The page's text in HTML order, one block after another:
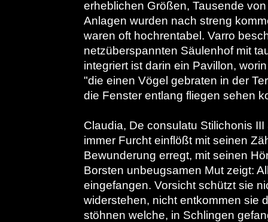
erheblichen Größen, Tausende
Anlagen wurden nach streng
waren oft hochrentabel. Varro
netzüberspannten Säulenhof mit
integriert ist darin ein Pavillon,
"die einen Vögel gebraten in der
die Fenster entlang fliegen sehen
Claudia, De consulatu Stilichonis
immer Furcht einflößt mit seinen
Bewunderung erregt, mit seinen
Borsten unbeugsamen Mut zeigt:
eingefangen. Vorsicht schützt sie
widerstehen, nicht entkommen sie
stöhnen welche, in Schlingen